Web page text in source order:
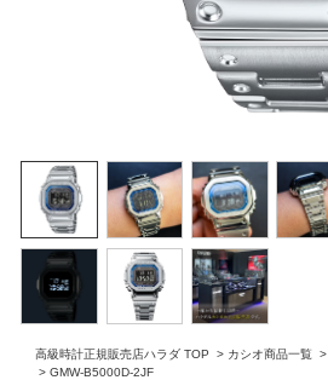
高級時計正規販売店ハラダ TOP > カシオ商品一覧 >
> GMW-B5000D-2JF